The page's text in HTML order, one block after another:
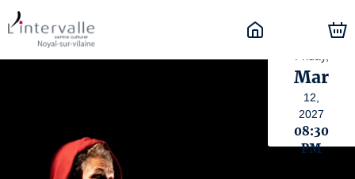
Mar
12,
2027
08:30
PM